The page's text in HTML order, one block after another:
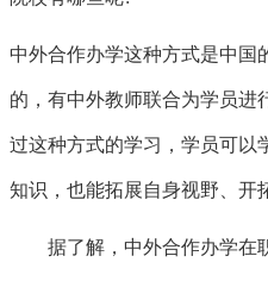
中外合作办学这种方式是中国
的，有中外教师联合为学员进
过这种方式的学习，学员可以
知识，也能拓展自身视野、开
据了解，中外合作办学在